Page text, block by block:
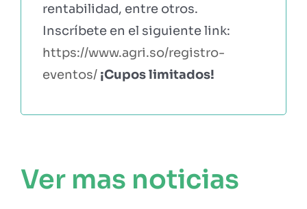
rentabilidad, entre otros.
Inscríbete en el siguiente link:
https://www.agri.so/registro-
eventos/ ¡Cupos limitados!
Ver mas noticias